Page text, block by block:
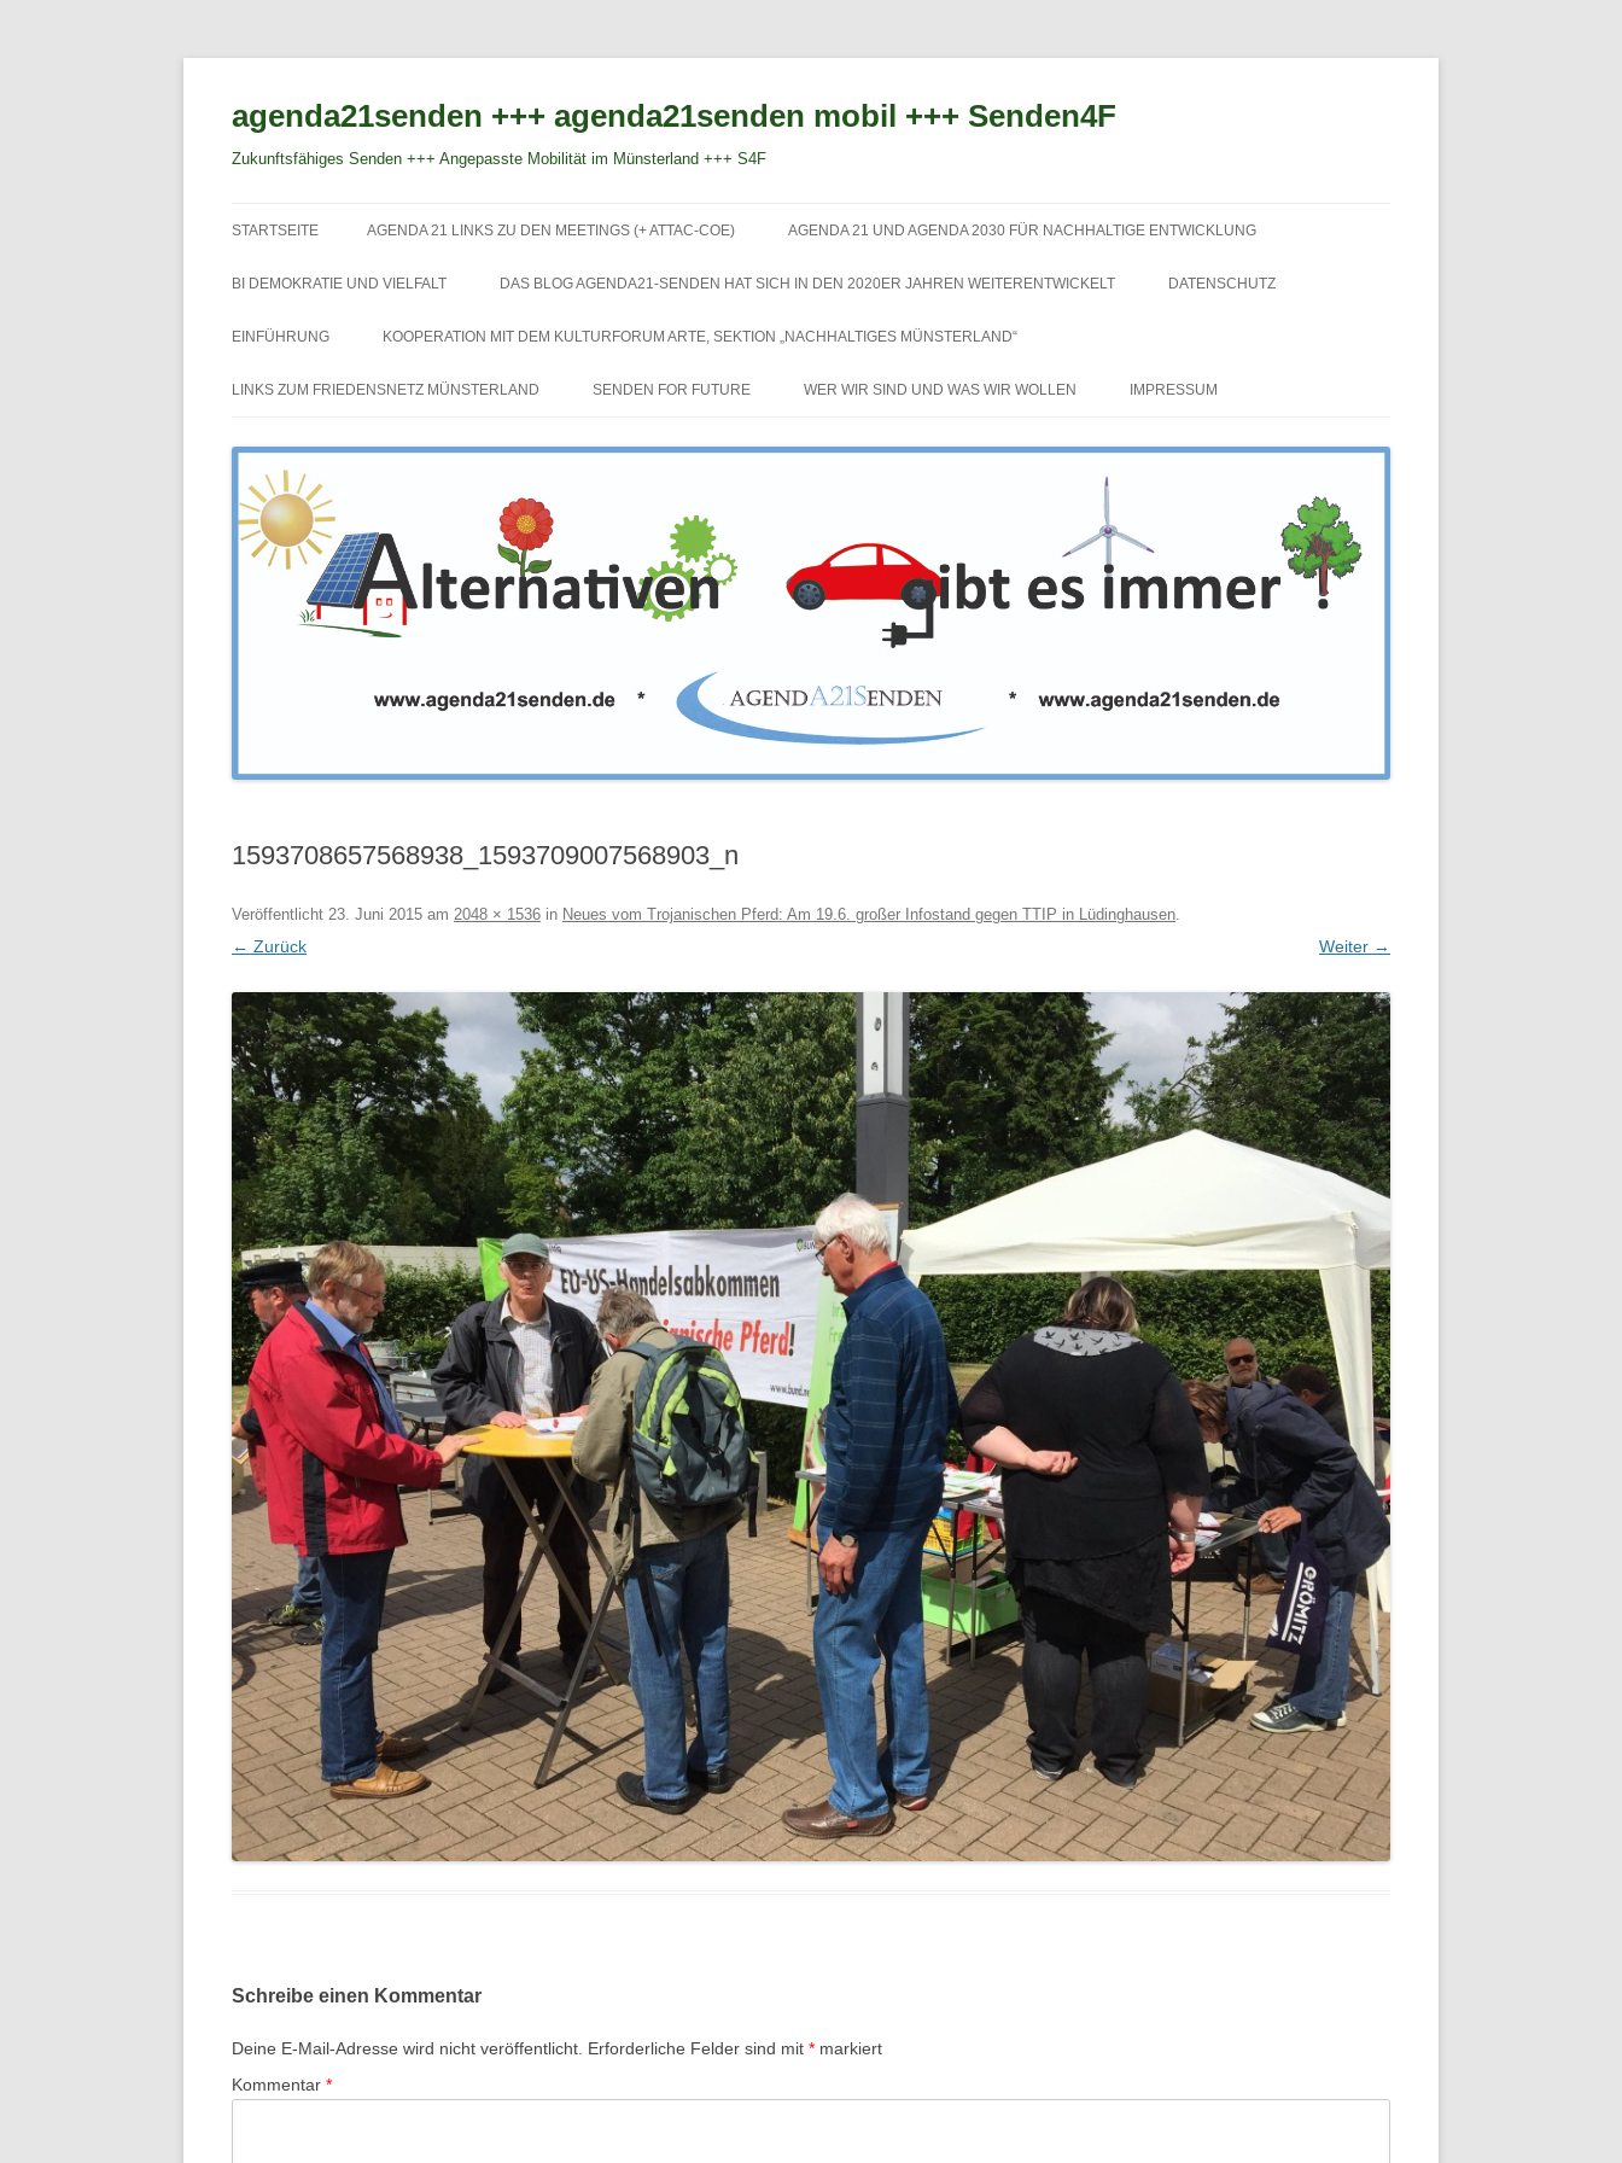
agenda21senden +++ agenda21senden mobil +++ Senden4F
Zukunftsfähiges Senden +++ Angepasste Mobilität im Münsterland +++ S4F
Inhalt
STARTSEITE AGENDA 21 LINKS ZU DEN MEETINGS (+ ATTAC-COE) AGENDA 21 UND AGENDA 2030 FÜR NACHHALTIGE ENTWICKLUNG
BI DEMOKRATIE UND VIELFALT DAS BLOG AGENDA21-SENDEN HAT SICH IN DEN 2020ER JAHREN WEITERENTWICKELT DATENSCHUTZ
EINFÜHRUNG KOOPERATION MIT DEM KULTURFORUM ARTE, SEKTION „NACHHALTIGES MÜNSTERLAND“
LINKS ZUM FRIEDENSNETZ MÜNSTERLAND SENDEN FOR FUTURE WER WIR SIND UND WAS WIR WOLLEN IMPRESSUM
1593708657568938_1593709007568903_n
Veröffentlicht 23. Juni 2015 am 2048 × 1536 in Neues vom Trojanischen Pferd: Am 19.6. großer Infostand gegen TTIP in Lüdinghausen
← Zurück Weiter →
Schreibe einen Kommentar
Deine E-Mail-Adresse wird nicht veröffentlicht. Erforderliche Felder sind mit * markiert
Kommentar *